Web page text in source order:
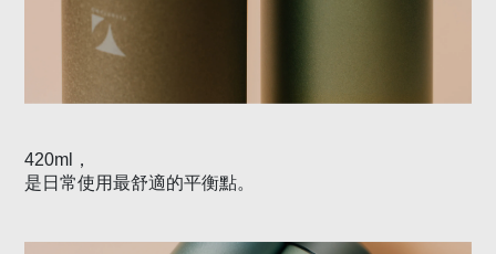
420ml
，
是日常使用最舒適的平衡點。